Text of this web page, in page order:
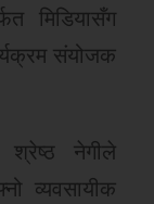
मिडियासँग
संयोजक
श्रेष्ठ नेगीले
व्यवसायीक